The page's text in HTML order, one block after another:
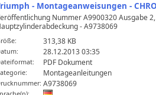
- Montageanweisungen -
Nummer A9900320 Ausgabe
- A9738069
313,38 KB
28.12.2013 03:35
PDF Dokument
Montageanleitungen
A9738069